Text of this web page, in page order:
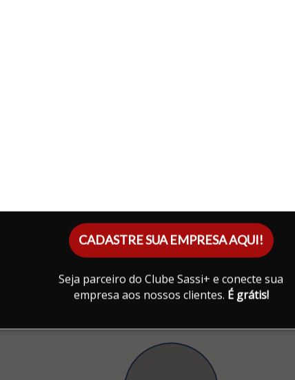
CADASTRE SUA EMPRESA AQUI!
Seja parceiro do Clube Sassi+ e conecte sua
empresa aos nossos clientes. É grátis!